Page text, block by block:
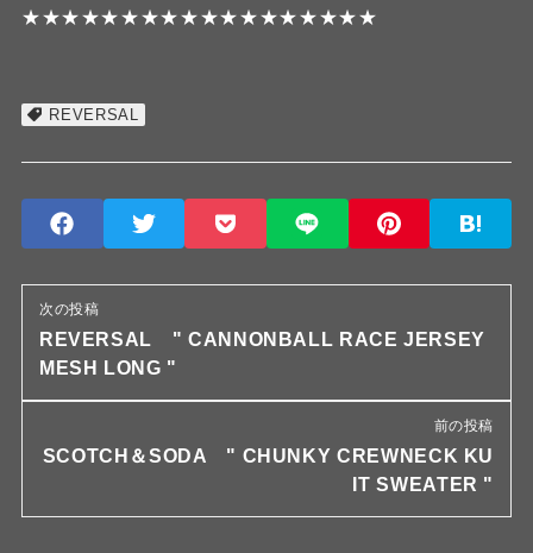
★★★★★★★★★★★★★★★★★★
REVERSAL
次の投稿
REVERSAL " CANNONBALL RACE JERSEY
MESH LONG "
前の投稿
SCOTCH＆SODA " CHUNKY CREWNECK KU
IT SWEATER "